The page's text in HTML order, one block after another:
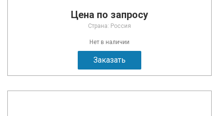
Цена по запросу
Страна: Россия
Нет в наличии
Заказать